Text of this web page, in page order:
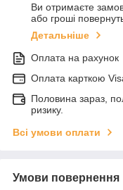
Ви отримаєте
або гроші
Детальніше
Оплата на рахунок
Оплата карткою
Половина зараз,
ризику.
Всі умови оплати
Умови повернення